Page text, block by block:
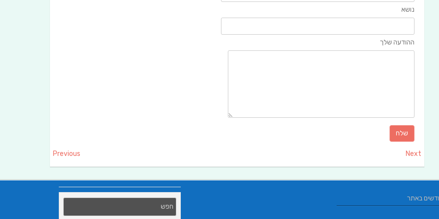
נושא
ההודעה שלך
Previous Next
באתר